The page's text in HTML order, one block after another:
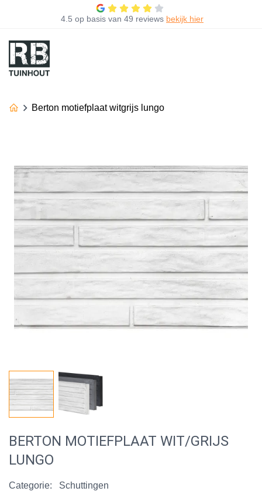
4.5 op basis van 49 reviews bekijk hier
Berton motiefplaat witgrijs lungo
BERTON MOTIEFPLAAT WIT/GRIJS
LUNGO
Categorie:
Schuttingen